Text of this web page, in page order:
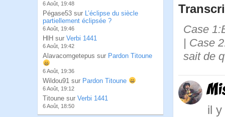
6 Août, 19:48
Pégase53 sur L’éclipse du siècle
partiellement éclipsée ?
6 Août, 19:46
HlH sur Verbi 1441
6 Août, 19:42
Alavacomgetepus sur Pardon Titoune
6 Août, 19:36
Wildou91 sur Pardon Titoune
6 Août, 19:12
Titoune sur Verbi 1441
6 Août, 18:50
Case
| Case
sait de
il